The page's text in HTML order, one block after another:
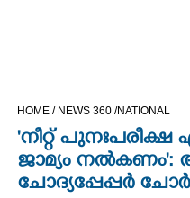
CINEMA
OPINION
HOME / NEWS 360 /NATIONAL
'നീറ്റ്
ജാമ്യം നൽകണം':
ചോദ്യപ്പേപ്പർ